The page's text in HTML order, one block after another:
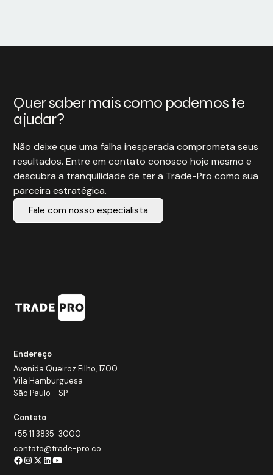
Quer saber mais como podemos te
ajudar?
Não deixe que uma falha inesperada comprometa seus
resultados. Entre em contato conosco hoje mesmo e
descubra a tranquilidade de ter a Trade-Pro como sua
parceira estratégica.
Fale com nosso especialista
Endereço
Avenida Queiroz Filho, 1700
Vila Hamburguesa
São Paulo - SP
Contato
+55 11 3835-3000
contato@trade-pro.co